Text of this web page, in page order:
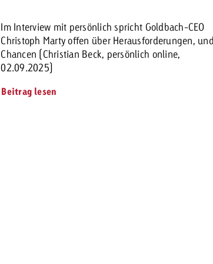
Im Interview mit persönlich spricht Goldbach-CEO
Christoph Marty offen über Herausforderungen,
Chancen (Christian Beck, persönlich online,
02.09.2025)
Beitrag lesen